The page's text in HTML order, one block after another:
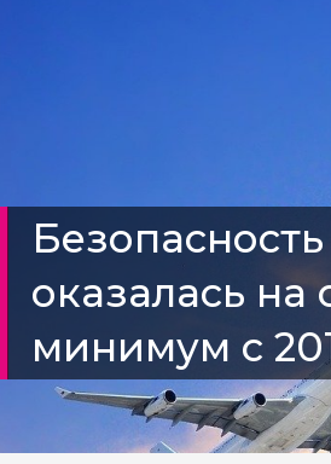
оказалась
минимум с